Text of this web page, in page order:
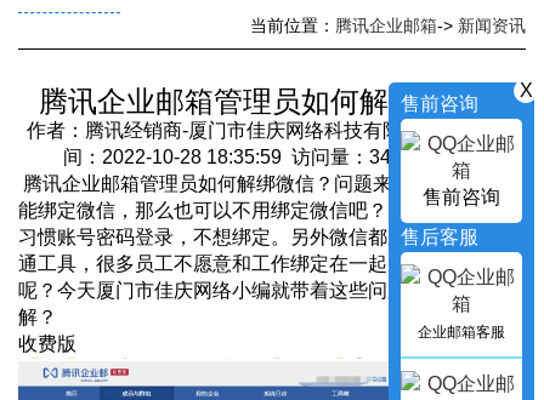
当前位置： 腾讯企业邮箱-> 新闻资讯
腾讯企业邮箱管理员如何解绑微信？
作者：腾讯经销商-厦门市佳庆网络科技有限公司 发布时
间：2022-10-28 18:35:59 访问量：3479 来源：
腾讯企业邮箱管理员如何解绑微信？问题来了，企业邮箱
能绑定微信，那么也可以不用绑定微信吧？因为很多人可能
习惯账号密码登录，不想绑定。另外微信都是属于私人的沟
通工具，很多员工不愿意和工作绑定在一起。那么怎么做
呢？今天厦门市佳庆网络小编就带着这些问题和大家讲解讲
解？
收费版
X
售前咨询
售前咨询
售后客服
企业邮箱客服